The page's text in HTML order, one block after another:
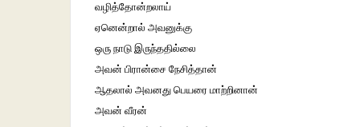
வழித்தோன்றலாய்
ஏனென்றால் அவனுக்கு
ஒரு நாடு இருந்ததில்லை
அவன் பிரான்சை நேசித்தான்
ஆதலால் அவனது பெயரை மாற்றினான்
அவன்‌ வீரன்